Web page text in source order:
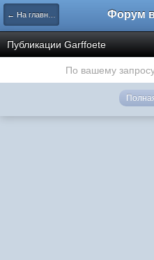
← На главную
Публикации Garffoete
По вашему